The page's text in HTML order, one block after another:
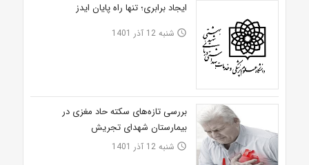
ایجاد برابری؛ تنها راه پایان ایدز
access_time شنبه 12 آذر 1401
بررسی تازه‌های سکته حاد مغزی در
بیمارستان شهدای تجریش
access_time شنبه 12 آذر 1401